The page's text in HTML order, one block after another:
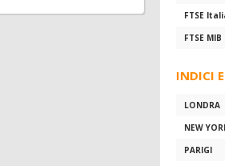
FTSE
FTSE MIB
INDICI
LONDRA
NEW
PARIGI